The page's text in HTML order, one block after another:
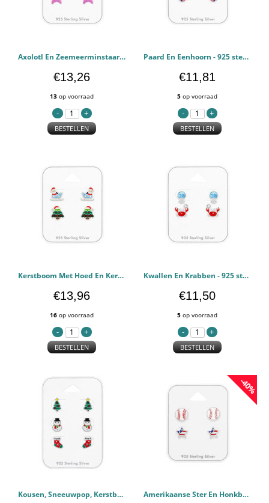
Axolotl En Zeemeerminstaart - 925 sterling zilver Kinderen Sets PCJW50524
€13,26
13 op voorraad
BESTELLEN
Paard En Eenhoorn - 925 sterling zilver Kinderen Sets PCJW50522
€11,81
5 op voorraad
BESTELLEN
Kerstboom Met Hoed En Kerstman Op Slee - 925 sterling zilver Kinderen Sets PCJW50521
€13,96
16 op voorraad
BESTELLEN
Kwallen En Krabben - 925 sterling zilver Kinderen Sets PCJW50520
€11,50
5 op voorraad
BESTELLEN
Kousen, Sneeuwpop, Kerstboom - 925 sterling zilver Kinderen Sets PCJW50455
-40%
Amerikaanse Ster En Honkbal - 925 sterling zilver Kinderen Sets PCJW49763